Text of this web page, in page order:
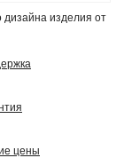
дизайна изделия от
цены